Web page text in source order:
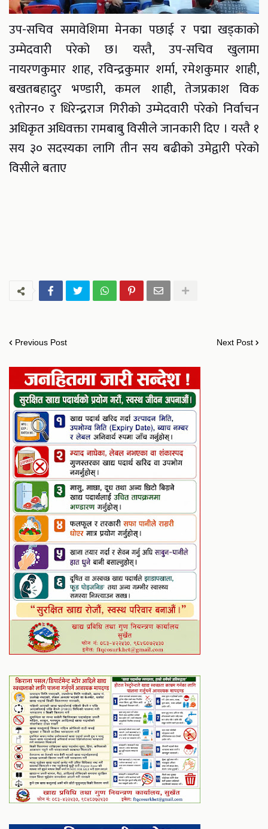
उप-सचिव समावेशिमा मेनका पछाई र पद्मा खड्काको
उम्मेदवारी परेको छ। यस्तै, उप-सचिव खुलामा
नायरणकुमार शाह, रविन्द्रकुमार शर्मा, रमेशकुमार शाही,
बखतबहादुर भण्डारी, कमल शाही, तेजप्रकाश विक
९तोरन० र धिरेन्द्रराज गिरीको उम्मेदवारी परेको निर्वाचन
अधिकृत अधिवक्ता रामबाबु विसीले जानकारी दिए । यस्तै १
सय ३० सदस्यका लागि तीन सय बढीको उमेद्वारी परेको
विसीले बताए
Previous Post Next Post